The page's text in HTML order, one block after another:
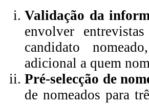
Validação da
envolver
candidato
adicional a quem
Pré-selecção de
de nomeados para